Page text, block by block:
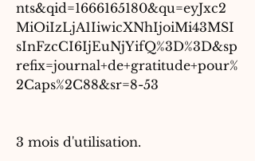
nts&qid=1666165180&qu=eyJxc2
MiOiIzLjA1IiwicXNhIjoiMi43MSI
sInFzcCI6IjEuNjYifQ%3D%3D&sp
refix=journal+de+gratitude+pour%
2Caps%2C88&sr=8-53
3 mois d'utilisation.